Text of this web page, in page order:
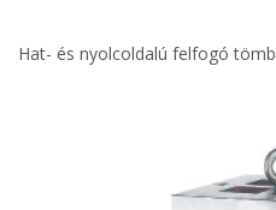
Hat- és nyolcoldalú felfogó tömb